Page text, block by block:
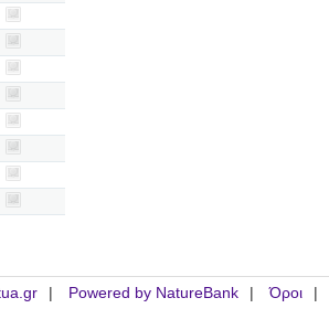
Powered by NatureBank Όροι